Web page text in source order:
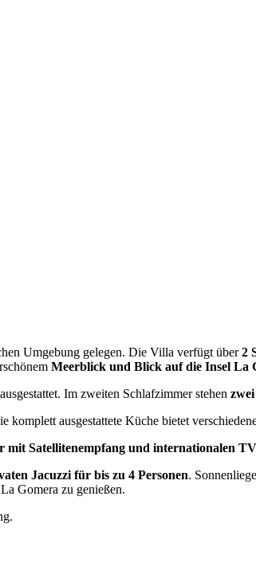
Umgebung gelegen. Die Villa verfügt über2
Meerblick und Blick auf die Insel La
ausgestattet. Im zweiten Schlafzimmer stehen
komplett ausgestattete Küche bietet
mit Satellitenempfang und internationalen
Jacuzzi für bis zu 4 Personen.
Gomera zu genießen.